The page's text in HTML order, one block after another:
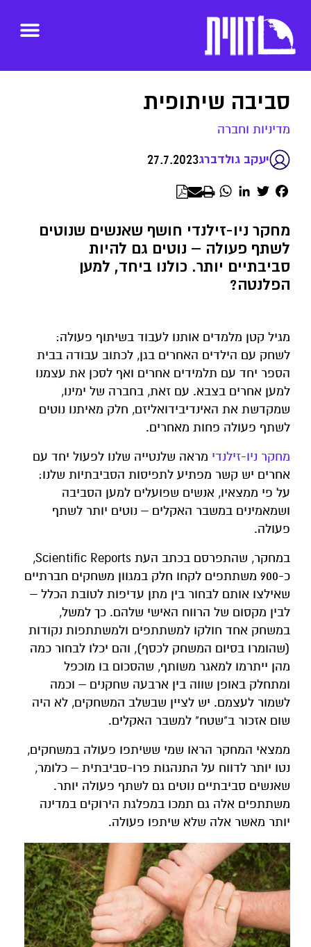
סביבה שיתופית
מדיניות וחברה
יעקב גולדברג27.7.2023
Facebook
Twitter
LinkedIn
WhatsApp
מחקר ניו-זילנדי חושף שאנשים שנוטים
לשתף פעולה – נוטים גם להיות
סביבתיים יותר. כולנו ביחד, למען
הפלנטה?
מגיל קטן מלמדים אותנו לעבוד בשיתוף פעולה:
לשחק עם הילדים האחרים בגן, לכתוב עבודה בבית
הספר יחד עם תלמידים אחרים ואף לסכן את עצמנו
למען אחרים בצבא. עם זאת, בחברה של ימינו,
שמקדשת את האינדיבידואליזם, חלק מאיתנו נוטים
לשתף פעולה פחות מאחרים.
מחקר ניו-זילנדי מראה שלנטייה שלנו לפעול יחד עם
אחרים יש קשר מפתיע לתפיסות הסביבתיות שלנו:
על פי ממצאיו, אנשים שפועלים למען הסביבה
ושמאמינים במשבר האקלים – נוטים יותר לשתף
פעולה.
במחקר, שהתפרסם בכתב העת Scientific Reports,
כ-900 משתתפים לקחו חלק במגוון משחקים חברתיים
שאילצו אותם לבחור בין מתן עדיפות לטובת הכלל –
לבין מקסום של הרווח האישי שלהם. כך למשל,
במשחק אחד חולקו למשתתפים ולמשתתפות נקודות
(שהומרו בסיום המשחק לכסף), והם יכלו לבחור כמה
מהן ייתרמו למאגר משותף, שהסכום בו מוכפל
ומתחלק באופן שווה בין ארבעה שחקנים – וכמה
לשמור לעצמם. יש לציין שבשלב המשחקים, לא היה
שום אזכור ב"שטח" למשבר האקלים.
ממצאי המחקר הראו שמי ששיתפו פעולה במשחקים,
נטו יותר לדווח על התנהגות פרו-סביבתית – כלומר,
שאנשים סביבתיים נוטים גם לשתף פעולה יותר.
משתתפים אלה גם תמכו במפלגת הירוקים במדינה
יותר מאשר אלה שלא שיתפו פעולה.